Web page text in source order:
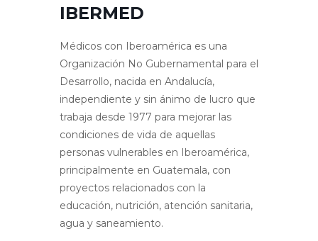
IBERMED
Médicos con Iberoamérica es una
Organización No Gubernamental para el
Desarrollo, nacida en Andalucía,
independiente y sin ánimo de lucro que
trabaja desde 1977 para mejorar las
condiciones de vida de aquellas
personas vulnerables en Iberoamérica,
principalmente en Guatemala, con
proyectos relacionados con la
educación, nutrición, atención sanitaria,
agua y saneamiento.